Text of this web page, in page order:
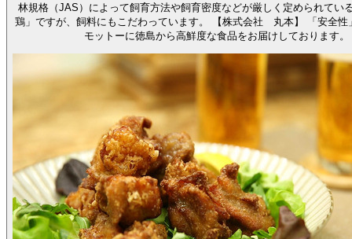
林規格（JAS）によって飼育方法や飼育密度などが厳しく定められてい
鶏」ですが、飼料にもこだわっています。 【株式会社 丸本】 「安全性」「信頼性」を
モットーに徳島から高鮮度な食品をお届けしております。